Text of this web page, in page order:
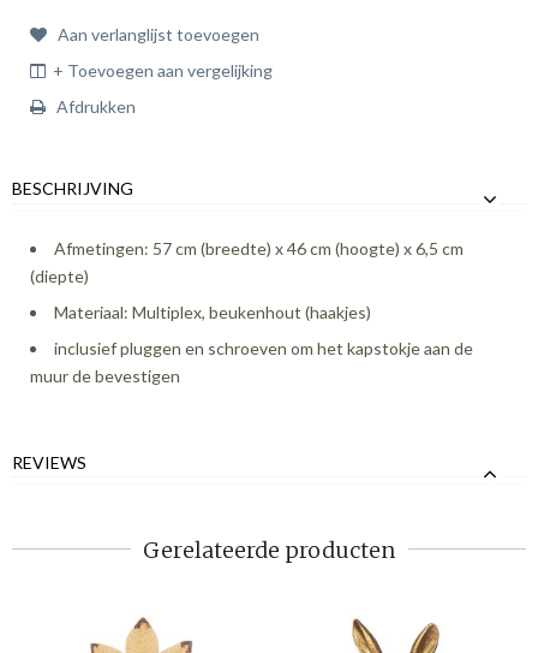
Aan verlanglijst toevoegen
+ Toevoegen aan vergelijking
Afdrukken
BESCHRIJVING
Afmetingen: 57 cm (breedte) x 46 cm (hoogte) x 6,5 cm
(diepte)
Materiaal: Multiplex, beukenhout (haakjes)
inclusief pluggen en schroeven om het kapstokje aan de
muur de bevestigen
REVIEWS
Gerelateerde producten